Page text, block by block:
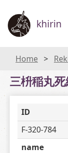
khirin
Home
三枡稲丸
ID
F-320-784
name